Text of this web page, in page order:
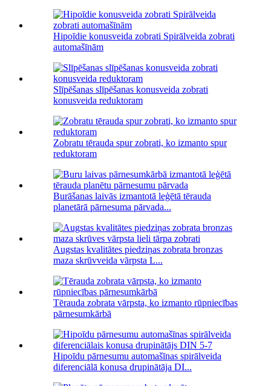
Hipoīdie konusveida zobrati Spirālveida zobrati
automašīnām
Slīpēšanas slīpēšanas konusveida zobrati
konusveida reduktoram
Zobratu tērauda spur zobrati, ko izmanto spur
reduktoram
Burāšanas laivās izmantotā leģētā tērauda
planetārā pārnesuma pārvada...
Augstas kvalitātes piedziņas zobrata bronzas
maza skrūvveida vārpsta L...
Tērauda zobrata vārpsta, ko izmanto rūpniecības
pārnesumkārbā
Hipoīdu pārnesumu automašīnas spirālveida
diferenciālā konusa drupinātāja DI...